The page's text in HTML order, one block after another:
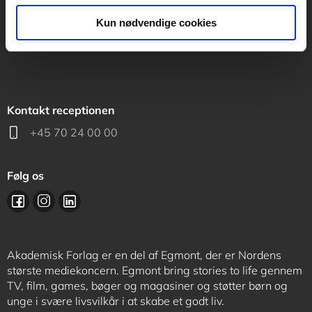
Kun nødvendige cookies
support@akademisk.dk
Kontakt receptionen
+45 70 24 00 00
Følg os
Akademisk Forlag er en del af Egmont, der er Nordens
største mediekoncern. Egmont bring stories to life gennem
TV, film, games, bøger og magasiner og støtter børn og
unge i svære livsvilkår i at skabe et godt liv.